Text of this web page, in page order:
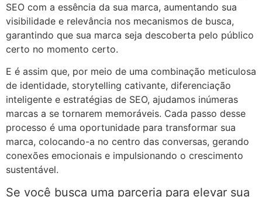
SEO com a essência da sua marca, aumentando sua
visibilidade e relevância nos mecanismos de busca,
garantindo que sua marca seja descoberta pelo público
certo no momento certo.
E é assim que, por meio de uma combinação meticulosa
de identidade, storytelling cativante, diferenciação
inteligente e estratégias de SEO, ajudamos inúmeras
marcas a se tornarem memoráveis. Cada passo desse
processo é uma oportunidade para transformar sua
marca, colocando-a no centro das conversas, gerando
conexões emocionais e impulsionando o crescimento
sustentável.
Se você busca uma parceria para elevar sua